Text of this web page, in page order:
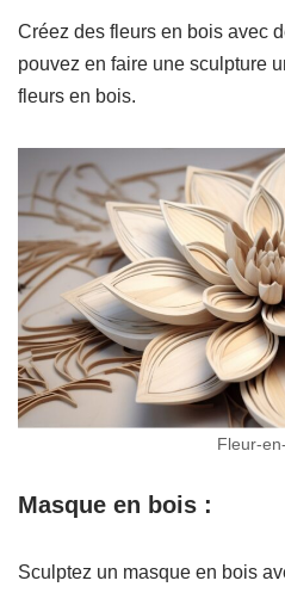
Créez des fleurs en bois avec
pouvez en faire une sculpture
fleurs en bois.
Fleur-
Masque en bois :
Sculptez un masque en bois